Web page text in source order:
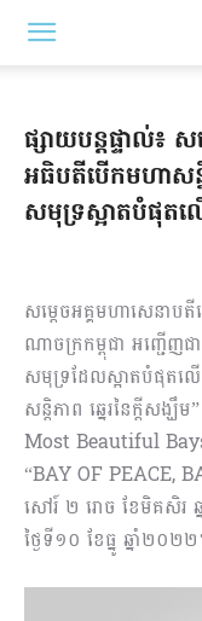
ផ្សាយបន្តផ្ទាល់៖
អធិបតីបើកមហាសន្
សមុទ្រស្អាតបំផុ
សម្តេចអគ្គមហាសេនាបតី
ណា​ចក្រកម្ពុជា អញ្ជើញ
សមុទ្រ​ដែល​ស្អាត​បំផុត​ល
សន្តិភាព ឆ្នេរ​នៃក្ដីស
Most Beautiful
“BAY OF PEACE,
សៅរ៍ ២ រោច ខែមិគសិរ
ថ្ងៃទី១០ ខែធ្នូ ឆ្នាំ២០២